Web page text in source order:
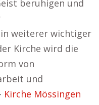
beruhigen und
weiterer wichtiger
Kirche wird die
von
und
Kirche Mössingen